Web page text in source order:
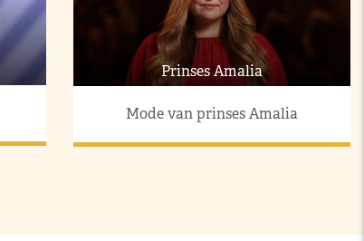
Prinses Amalia
Mode van prinses Amalia